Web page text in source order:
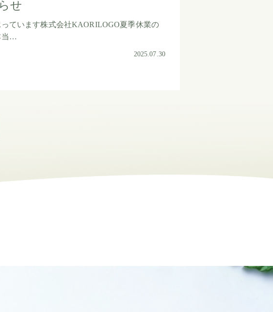
せ
ています株式会社KAORILOGO夏季休業の
当…
2025.07.30